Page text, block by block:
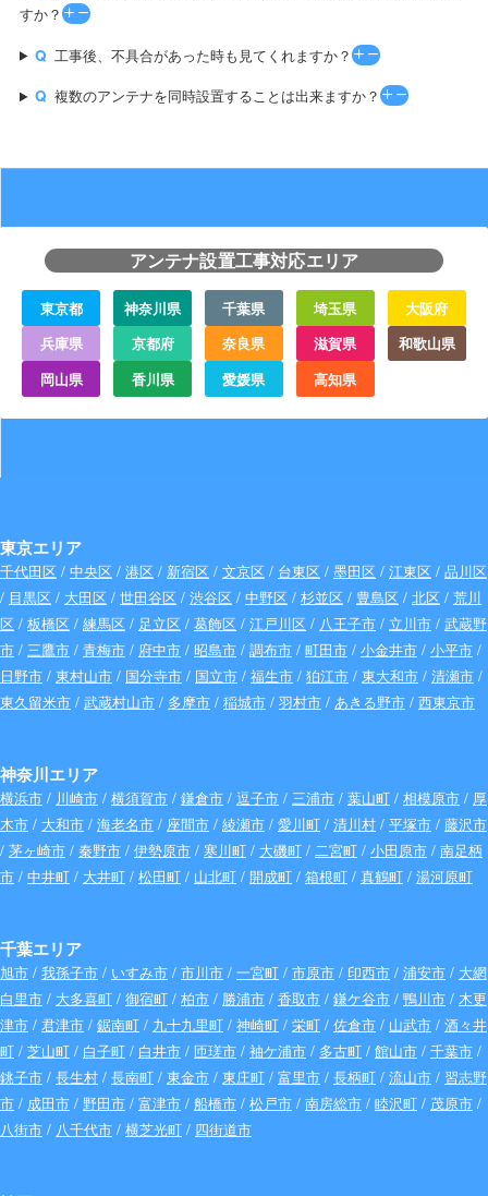
すか？
工事後、不具合があった時も見てくれますか？
複数のアンテナを同時設置することは出来ますか？
アンテナ設置工事対応エリア
東京都 神奈川県 千葉県 埼玉県
大阪府
兵庫県
京都府 奈良県 滋賀県
和歌山県
岡山県
香川県 愛媛県 高知県
東京エリア
千代田区 / 中央区 / 港区 / 新宿区 / 文京区 / 台東区 / 墨田区 / 江東区 / 品川区
/ 目黒区 / 大田区 / 世田谷区 / 渋谷区 / 中野区 / 杉並区 / 豊島区 / 北区 / 荒川
区 / 板橋区 / 練馬区 / 足立区 / 葛飾区 / 江戸川区 / 八王子市 / 立川市 / 武蔵野
市 / 三鷹市 / 青梅市 / 府中市 / 昭島市 / 調布市 / 町田市 / 小金井市 / 小平市 /
日野市 / 東村山市 / 国分寺市 / 国立市 / 福生市 / 狛江市 / 東大和市 / 清瀬市 /
東久留米市 / 武蔵村山市 / 多摩市 / 稲城市 / 羽村市 / あきる野市 / 西東京市
神奈川エリア
横浜市 / 川崎市 / 横須賀市 / 鎌倉市 / 逗子市 / 三浦市 / 葉山町 / 相模原市 / 厚
木市 / 大和市 / 海老名市 / 座間市 / 綾瀬市 / 愛川町 / 清川村 / 平塚市 / 藤沢市
/ 茅ヶ崎市 / 秦野市 / 伊勢原市 / 寒川町 / 大磯町 / 二宮町 / 小田原市 / 南足柄
市 / 中井町 / 大井町 / 松田町 / 山北町 / 開成町 / 箱根町 / 真鶴町 / 湯河原町
千葉エリア
旭市 / 我孫子市 / いすみ市 / 市川市 / 一宮町 / 市原市 / 印西市 / 浦安市 / 大網
白里市 / 大多喜町 / 御宿町 / 柏市 / 勝浦市 / 香取市 / 鎌ケ谷市 / 鴨川市 / 木更
津市 / 君津市 / 鋸南町 / 九十九里町 / 神崎町 / 栄町 / 佐倉市 / 山武市 / 酒々井
町 / 芝山町 / 白子町 / 白井市 / 匝瑳市 / 袖ケ浦市 / 多古町 / 館山市 / 千葉市 /
銚子市 / 長生村 / 長南町 / 東金市 / 東庄町 / 富里市 / 長柄町 / 流山市 / 習志野
市 / 成田市 / 野田市 / 富津市 / 船橋市 / 松戸市 / 南房総市 / 睦沢町 / 茂原市 /
八街市 / 八千代市 / 横芝光町 / 四街道市